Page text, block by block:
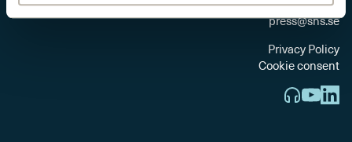
press@sns.se
Privacy Policy
Cookie consent